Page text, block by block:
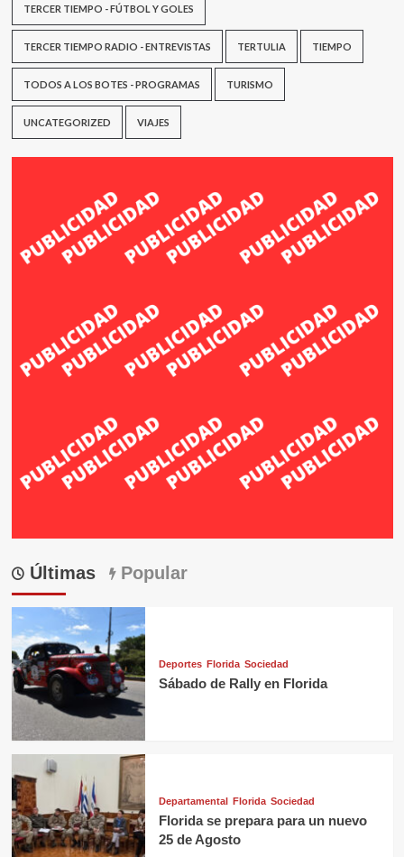
TERCER TIEMPO - FÚTBOL Y GOLES
TERCER TIEMPO RADIO - ENTREVISTAS TERTULIA TIEMPO
TODOS A LOS BOTES - PROGRAMAS TURISMO
UNCATEGORIZED VIAJES
Últimas Popular
Deportes Florida Sociedad
Sábado de Rally en Florida
Departamental Florida Sociedad
Florida se prepara para un nuevo
25 de Agosto